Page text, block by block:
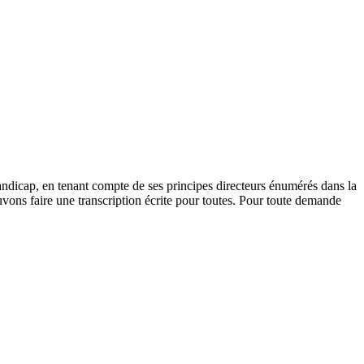
en tenant compte de ses principes directeurs énumérés dans la
faire une transcription écrite pour toutes. Pour toute demande